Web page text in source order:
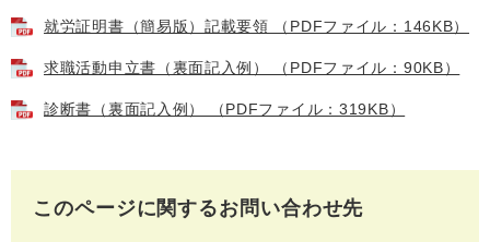
就労証明書（簡易版）記載要領 （PDFファイル：146KB）
求職活動申立書（裏面記入例） （PDFファイル：90KB）
診断書（裏面記入例） （PDFファイル：319KB）
このページに関するお問い合わせ先